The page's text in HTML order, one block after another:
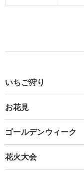
いちご狩り
お花見
ゴールデンウィーク
花火大会